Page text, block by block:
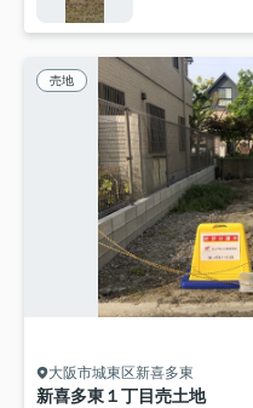
売地
大阪市城東区新喜多東
新喜多東１丁目売土地